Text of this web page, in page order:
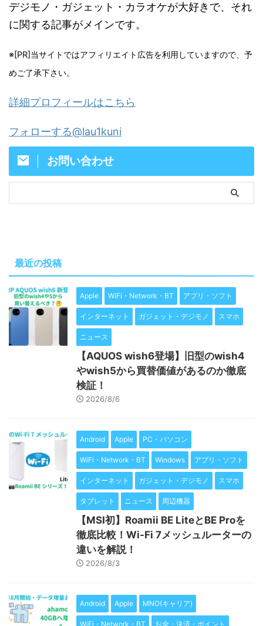
デジモノ・ガジェット・カラオケが大好きで、それ
に関する記事がメインです。
※[PR]当サイトではアフィリエイト広告を利用していますので、予
めご了承下さい。
詳細プロフィールはこちら
フォローする@lau1kuni
お問い合わせ
最近の投稿
Apple WiFi・Network・BT アプリ・ソフト
インターネット ガジェット・デジモノ スマホ
ニュース
【AQUOS wish6登場】旧型のwish4
やwish5から買替価値があるのか徹底
検証！
2026/8/6
Android Apple PC・パソコン
WiFi・Network・BT Windows アプリ・ソフト
インターネット ガジェット・デジモノ スマホ
タブレット ニュース 周辺機器
【MSI初】Roamii BE LiteとBE Proを
徹底比較！Wi-Fi 7メッシュルーターの
違いを解説！
2026/8/3
Android Apple MNO(キャリア)
WiFi・Network・BT お金・決済・ポイント